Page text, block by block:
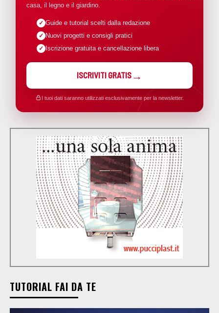
casa, il legno e il giardino.
Guide e tutorial scelti dalla redazione
Nuovi progetti e consigli pratici
Iscrizione gratuita e cancellazione libera
ISCRIVITI GRATIS
I tuoi dati saranno utilizzati esclusivamente per la newsletter.
TUTORIAL FAI DA TE